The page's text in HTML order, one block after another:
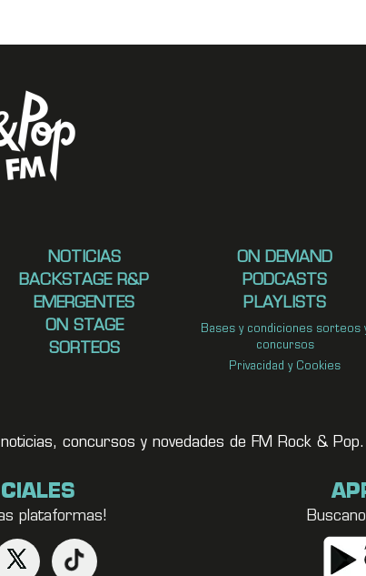
NOTICIAS
BACKSTAGE R&P
EMERGENTES
ON STAGE
SORTEOS
ON DEMAND
PODCASTS
PLAYLISTS
Bases y condiciones sorteos
concursos
Privacidad y Cookies
concursos y novedades de FM Rock & Pop.
plataformas!